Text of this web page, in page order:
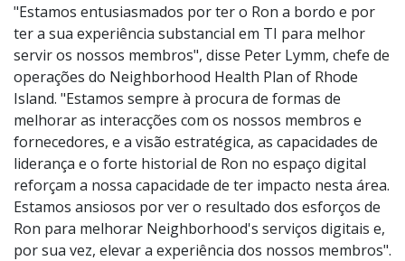
"Estamos entusiasmados por ter o Ron a bordo e por
ter a sua experiência substancial em TI para melhor
servir os nossos membros", disse Peter Lymm, chefe de
operações do Neighborhood Health Plan of Rhode
Island. "Estamos sempre à procura de formas de
melhorar as interacções com os nossos membros e
fornecedores, e a visão estratégica, as capacidades de
liderança e o forte historial de Ron no espaço digital
reforçam a nossa capacidade de ter impacto nesta área.
Estamos ansiosos por ver o resultado dos esforços de
Ron para melhorar Neighborhood's serviços digitais e,
por sua vez, elevar a experiência dos nossos membros".